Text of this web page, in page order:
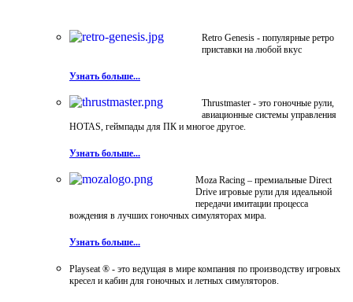
Retro Genesis - популярные ретро
приставки на любой вкус
Узнать больше...
Thrustmaster - это гоночные рули,
авиационные системы управления
HOTAS, геймпады для ПК и многое другое.
Узнать больше...
Moza Racing – премиальные Direct
Drive игровые рули для идеальной
передачи имитации процесса
вождения в лучших гоночных симуляторах мира.
Узнать больше...
Playseat ® - это ведущая в мире компания по производству игровых
кресел и кабин для гоночных и летных симуляторов.